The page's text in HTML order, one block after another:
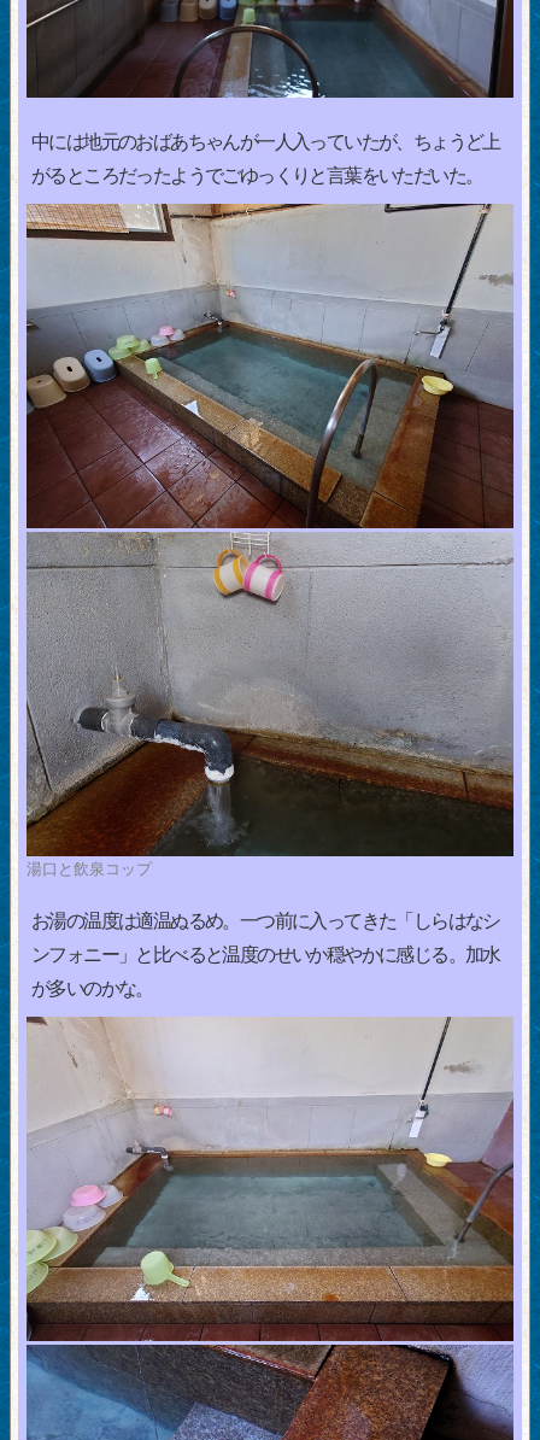
中には地元のおばあちゃんが一人入っていたが、ちょうど上
がるところだったようでごゆっくりと言葉をいただいた。
湯口と飲泉コップ
お湯の温度は適温ぬるめ。一つ前に入ってきた「しらはなシ
ンフォニー」と比べると温度のせいか穏やかに感じる。加水
が多いのかな。